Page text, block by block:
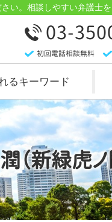
（新緑虎
い。相談しやすい弁護士を
03-
初回電話相談無料
るキーワード